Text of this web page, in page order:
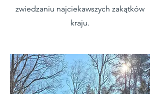
zwiedzaniu najciekawszych zakątków
kraju.